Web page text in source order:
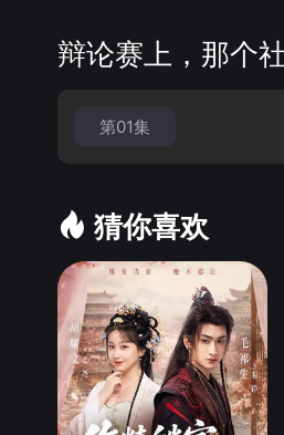
辩论赛上，那个
第01集
猜你喜欢